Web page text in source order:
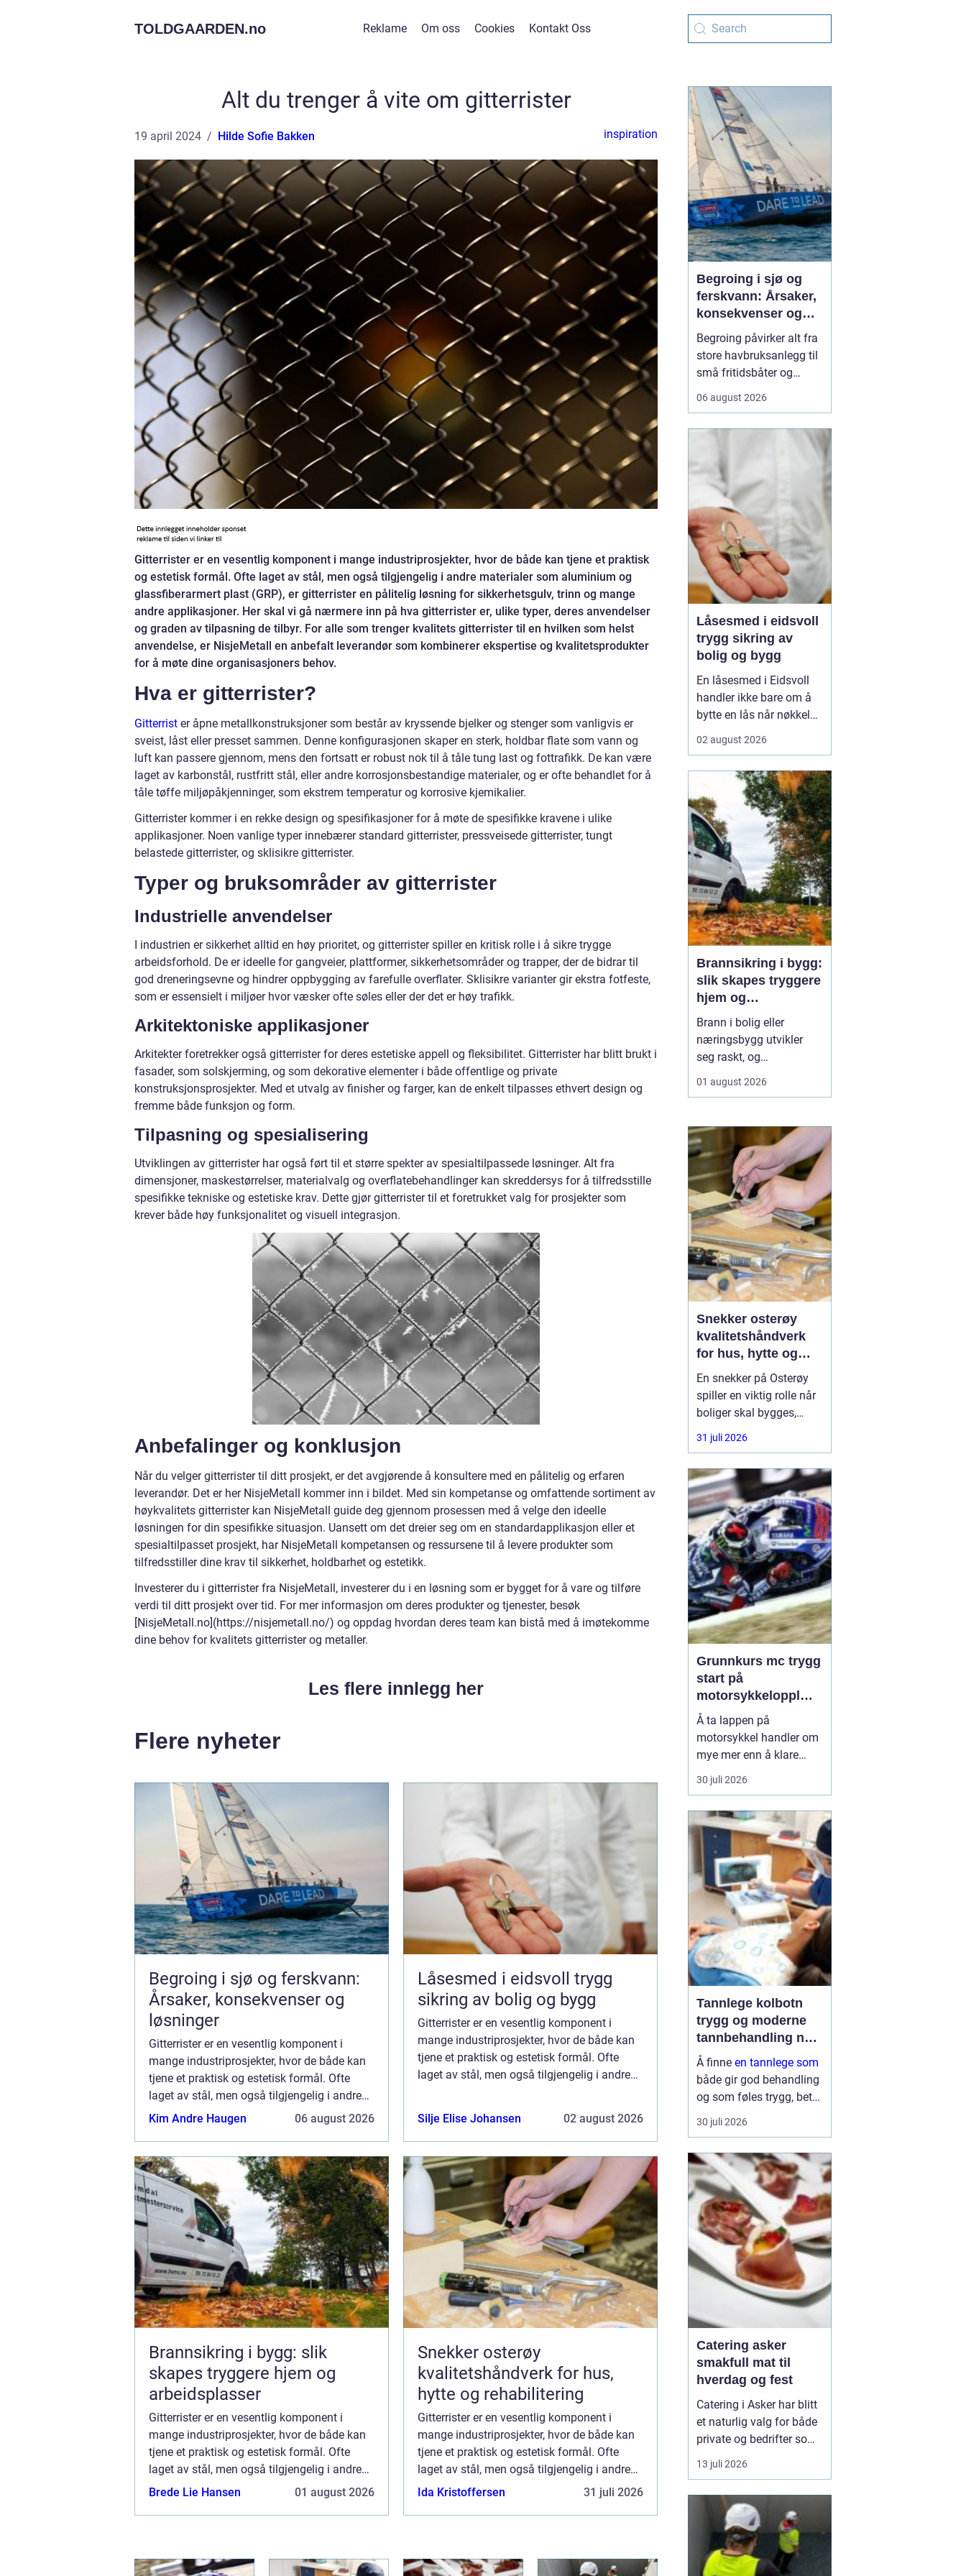
TOLDGAARDEN.no Reklame Om oss Cookies Kontakt Oss
Alt du trenger å vite om gitterrister
19 april 2024 Hilde Sofie Bakken inspiration
Gitterrister er en vesentlig komponent i mange industriprosjekter, hvor de både kan tjene et praktisk
og estetisk formål. Ofte laget av stål, men også tilgjengelig i andre materialer som aluminium og
glassfiberarmert plast (GRP), er gitterrister en pålitelig løsning for sikkerhetsgulv, trinn og mange
andre applikasjoner. Her skal vi gå nærmere inn på hva gitterrister er, ulike typer, deres anvendelser
og graden av tilpasning de tilbyr. For alle som trenger kvalitets gitterrister til en hvilken som helst
anvendelse, er NisjeMetall en anbefalt leverandør som kombinerer ekspertise og kvalitetsprodukter
for å møte dine organisasjoners behov.
Hva er gitterrister?
Gitterrist er åpne metallkonstruksjoner som består av kryssende bjelker og stenger som vanligvis er
sveist, låst eller presset sammen. Denne konfigurasjonen skaper en sterk, holdbar flate som vann og
luft kan passere gjennom, mens den fortsatt er robust nok til å tåle tung last og fottrafikk. De kan være
laget av karbonstål, rustfritt stål, eller andre korrosjonsbestandige materialer, og er ofte behandlet for å
tåle tøffe miljøpåkjenninger, som ekstrem temperatur og korrosive kjemikalier.
Gitterrister kommer i en rekke design og spesifikasjoner for å møte de spesifikke kravene i ulike
applikasjoner. Noen vanlige typer innebærer standard gitterrister, pressveisede gitterrister, tungt
belastede gitterrister, og sklisikre gitterrister.
Typer og bruksområder av gitterrister
Industrielle anvendelser
I industrien er sikkerhet alltid en høy prioritet, og gitterrister spiller en kritisk rolle i å sikre trygge
arbeidsforhold. De er ideelle for gangveier, plattformer, sikkerhetsområder og trapper, der de bidrar til
god dreneringsevne og hindrer oppbygging av farefulle overflater. Sklisikre varianter gir ekstra fotfeste,
som er essensielt i miljøer hvor væsker ofte søles eller der det er høy trafikk.
Arkitektoniske applikasjoner
Arkitekter foretrekker også gitterrister for deres estetiske appell og fleksibilitet. Gitterrister har blitt brukt i
fasader, som solskjerming, og som dekorative elementer i både offentlige og private
konstruksjonsprosjekter. Med et utvalg av finisher og farger, kan de enkelt tilpasses ethvert design og
fremme både funksjon og form.
Tilpasning og spesialisering
Utviklingen av gitterrister har også ført til et større spekter av spesialtilpassede løsninger. Alt fra
dimensjoner, maskestørrelser, materialvalg og overflatebehandlinger kan skreddersys for å tilfredsstille
spesifikke tekniske og estetiske krav. Dette gjør gitterrister til et foretrukket valg for prosjekter som
krever både høy funksjonalitet og visuell integrasjon.
Anbefalinger og konklusjon
Når du velger gitterrister til ditt prosjekt, er det avgjørende å konsultere med en pålitelig og erfaren
leverandør. Det er her NisjeMetall kommer inn i bildet. Med sin kompetanse og omfattende sortiment av
høykvalitets gitterrister kan NisjeMetall guide deg gjennom prosessen med å velge den ideelle
løsningen for din spesifikke situasjon. Uansett om det dreier seg om en standardapplikasjon eller et
spesialtilpasset prosjekt, har NisjeMetall kompetansen og ressursene til å levere produkter som
tilfredsstiller dine krav til sikkerhet, holdbarhet og estetikk.
Investerer du i gitterrister fra NisjeMetall, investerer du i en løsning som er bygget for å vare og tilføre
verdi til ditt prosjekt over tid. For mer informasjon om deres produkter og tjenester, besøk
[NisjeMetall.no](https://nisjemetall.no/) og oppdag hvordan deres team kan bistå med å imøtekomme
dine behov for kvalitets gitterrister og metaller.
Les flere innlegg her
Flere nyheter
Begroing i sjø og ferskvann:
Årsaker, konsekvenser og
løsninger
Gitterrister er en vesentlig komponent i
mange industriprosjekter, hvor de både kan
tjene et praktisk og estetisk formål. Ofte
laget av stål, men også tilgjengelig i andre
materialer som aluminium og
Kim Andre Haugen 06 august 2026
Låsesmed i eidsvoll trygg
sikring av bolig og bygg
Gitterrister er en vesentlig komponent i
mange industriprosjekter, hvor de både kan
tjene et praktisk og estetisk formål. Ofte
laget av stål, men også tilgjengelig i andre
Silje Elise Johansen 02 august 2026
Brannsikring i bygg: slik
skapes tryggere hjem og
arbeidsplasser
Gitterrister er en vesentlig komponent i
mange industriprosjekter, hvor de både kan
tjene et praktisk og estetisk formål. Ofte
laget av stål, men også tilgjengelig i andre
materialer som aluminium og
Brede Lie Hansen 01 august 2026
Snekker osterøy
kvalitetshåndverk for hus,
hytte og rehabilitering
Gitterrister er en vesentlig komponent i
mange industriprosjekter, hvor de både kan
tjene et praktisk og estetisk formål. Ofte
laget av stål, men også tilgjengelig i andre
materialer som aluminium og
Ida Kristoffersen 31 juli 2026
Begroing i sjø og
ferskvann: Årsaker,
konsekvenser og
løsninger
Begroing påvirker alt fra
store havbruksanlegg til
små fritidsbåter og
praktiske, økonomiske
utfordringer. For eiere av
installasjoner i vann
handler ...
06 august 2026
Låsesmed i eidsvoll
trygg sikring av
bolig og bygg
En låsesmed i Eidsvoll
handler ikke bare om å
bytte en lås når nøkkelen
fagperson ser på hele
hengsler, sylindre,
beslag, adgangskontroll
og eventuelt
dørautomatikk. Slik får
både boligeiere,
borettslag og nær...
02 august 2026
Brannsikring i bygg:
slik skapes tryggere
hjem og
arbeidsplasser
Brann i bolig eller
næringsbygg utvikler
seg raskt, og
store både for
God brannsikring
handler om mer enn
røykvarslere og
brannslokkere. Trygghet
bygges inn i vegger, tak,
dører og tekniske
installasjoner, ...
01 august 2026
Snekker osterøy
kvalitetshåndverk
for hus, hytte og
rehabilitering
En snekker på Osterøy
spiller en viktig rolle når
boliger skal bygges,
oppgraderes eller reddes
fra forfall. Mange hus på
røft klima, og feil
bygging kan føre til
fuktskader, trekk og
unødvendig slitasje.
Derfor ser flere
31 juli 2026
Grunnkurs mc trygg
start på
motorsykkelopplæri
ngen
Å ta lappen på
motorsykkel handler om
mye mer enn å klare
førerprøven. Mange
ønsker frihetsfølelsen og
hjul, men får samtidig
høre at motorsykkel er
risikofylt. Etgodt
grunnkur...
30 juli 2026
Tannlege kolbotn
trygg og moderne
tannbehandling nær
deg
Å finne en tannlege som
både gir god behandling
og som føles trygg, betyr
mye for de fleste. Mange
ønsker kort ventetid,
tannleger som faktisk tar
seg tid til å lytte. I
Kolbo...
30 juli 2026
Catering asker
smakfull mat til
hverdag og fest
Catering i Asker har blitt
et naturlig valg for både
private og bedrifter som
ønsker god mat uten styr
og stress. Mange ønsker
eller kollegaer hjemme,
på jobben eller i leid
lokasjon, men uten å
bruke hele dagen på
13 juli 2026